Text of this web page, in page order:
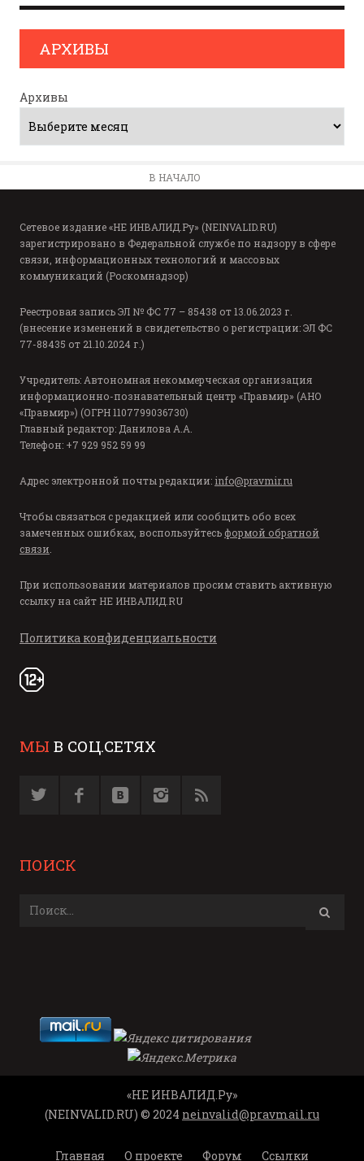
АРХИВЫ
Архивы
В НАЧАЛО
Сетевое издание «НЕ ИНВАЛИД.Ру» (NEINVALID.RU)
зарегистрировано в Федеральной службе по надзору в сфере
связи, информационных технологий и массовых
коммуникаций (Роскомнадзор)
Реестровая запись ЭЛ № ФС 77 – 85438 от 13.06.2023 г.
(внесение изменений в свидетельство о регистрации: ЭЛ ФС
77-88435 от 21.10.2024 г.)
Учредитель: Автономная некоммерческая организация
информационно-познавательный центр «Правмир» (АНО
«Правмир») (ОГРН 1107799036730)
Главный редактор: Данилова А.А.
Телефон: +7 929 952 59 99
Адрес электронной почты редакции: info@pravmir.ru
Чтобы связаться с редакцией или сообщить обо всех
замеченных ошибках, воспользуйтесь формой обратной
связи
При использовании материалов просим ставить активную
ссылку на сайт НЕ ИНВАЛИД.RU
Политика конфиденциальности
МЫ В СОЦ.СЕТЯХ
ПОИСК
«НЕ ИНВАЛИД.Ру»
(NEINVALID.RU) © 2024 neinvalid@pravmail.ru
Главная О проекте Форум Ссылки